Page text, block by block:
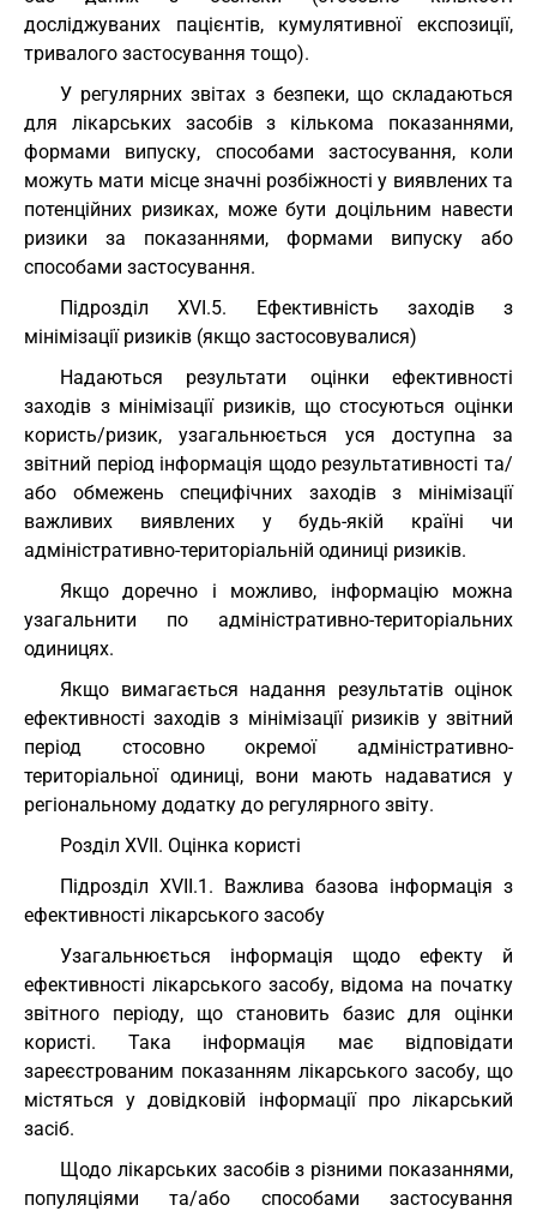
досліджуваних пацієнтів, кумулятивної експозиції,
тривалого застосування тощо).
У регулярних звітах з безпеки, що складаються
для лікарських засобів з кількома показаннями,
формами випуску, способами застосування, коли
можуть мати місце значні розбіжності у виявлених та
потенційних ризиках, може бути доцільним навести
ризики за показаннями, формами випуску або
способами застосування.
Підрозділ XVI.5. Ефективність заходів з
мінімізації ризиків (якщо застосовувалися)
Надаються результати оцінки ефективності
заходів з мінімізації ризиків, що стосуються оцінки
користь/ризик, узагальнюється уся доступна за
звітний період інформація щодо результативності та/
або обмежень специфічних заходів з мінімізації
важливих виявлених у будь-якій країні чи
адміністративно-територіальній одиниці ризиків.
Якщо доречно і можливо, інформацію можна
узагальнити по адміністративно-територіальних
одиницях.
Якщо вимагається надання результатів оцінок
ефективності заходів з мінімізації ризиків у звітний
період стосовно окремої адміністративно-
територіальної одиниці, вони мають надаватися у
регіональному додатку до регулярного звіту.
Розділ XVII. Оцінка користі
Підрозділ XVII.1. Важлива базова інформація з
ефективності лікарського засобу
Узагальнюється інформація щодо ефекту й
ефективності лікарського засобу, відома на початку
звітного періоду, що становить базис для оцінки
користі. Така інформація має відповідати
зареєстрованим показанням лікарського засобу, що
містяться у довідковій інформації про лікарський
засіб.
Щодо лікарських засобів з різними показаннями,
популяціями та/або способами застосування